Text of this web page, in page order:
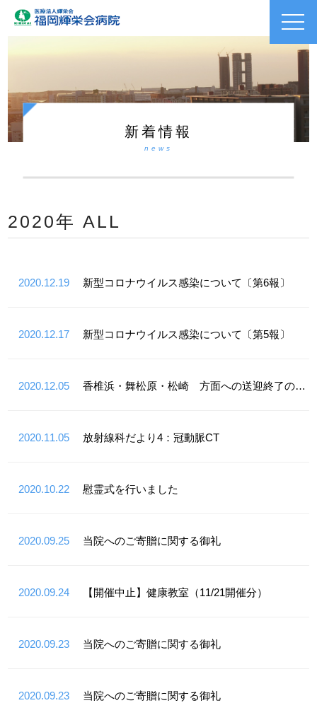
toggle
新着情報
news
2020年 ALL
2020.12.19 新型コロナウイルス感染について〔第6報〕
2020.12.17 新型コロナウイルス感染について〔第5報〕
2020.12.05 香椎浜・舞松原・松崎 方面への送迎終了のお知らせ
2020.11.05 放射線科だより4：冠動脈CT
2020.10.22 慰霊式を行いました
2020.09.25 当院へのご寄贈に関する御礼
2020.09.24 【開催中止】健康教室（11/21開催分）
2020.09.23 当院へのご寄贈に関する御礼
2020.09.23 当院へのご寄贈に関する御礼